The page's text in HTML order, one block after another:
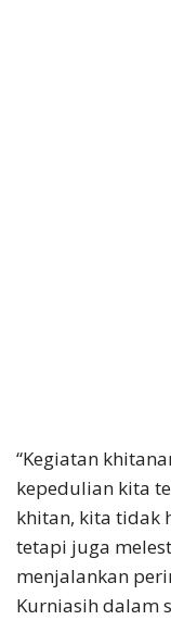
“Kegiatan
kepedulian kita
khitan, kita tidak
tetapi juga
menjalankan
Kurniasih dalam